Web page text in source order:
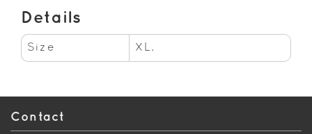
Details
Size XL.
Contact